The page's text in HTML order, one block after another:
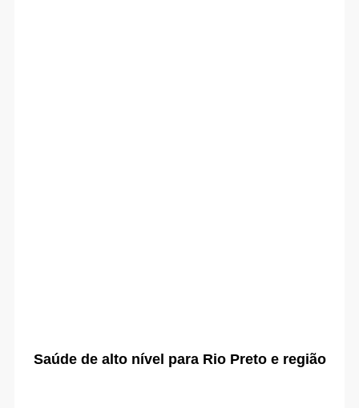
Saúde de alto nível para Rio Preto e região